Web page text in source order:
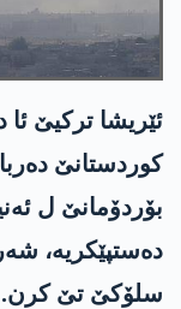
ئێریشا تركیێ
بۆردۆمانێ ل
ده‌ستپێكریه‌،
سلۆكێ تێ كرن.